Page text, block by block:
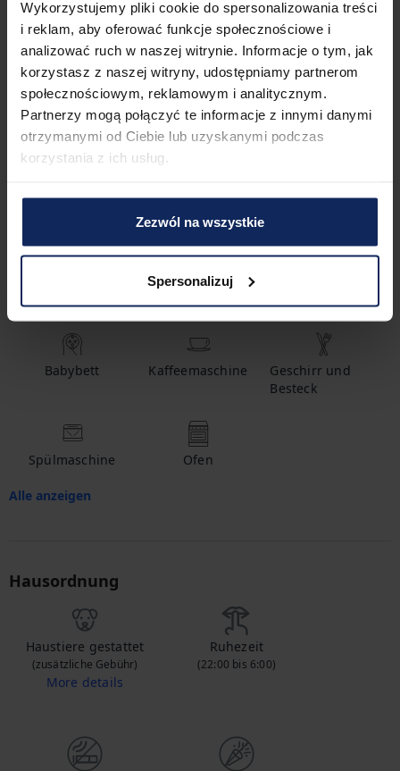
Wykorzystujemy pliki cookie do spersonalizowania treści
i reklam, aby oferować funkcje społecznościowe i
analizować ruch w naszej witrynie. Informacje o tym, jak
korzystasz z naszej witryny, udostępniamy partnerom
społecznościowym, reklamowym i analitycznym.
Partnerzy mogą połączyć te informacje z innymi danymi
otrzymanymi od Ciebie lub uzyskanymi podczas
korzystania z ich usług.
Zezwól na wszystkie
Spersonalizuj
Merkmale der Immobilie
1 Schlafzimmer 2 Betten
1 Badezimmer
Babybett Kaffeemaschine
Geschirr und
Besteck
Spülmaschine Ofen
Alle anzeigen
Hausordnung
Haustiere gestattet
(zusätzliche Gebühr)
More details
Ruhezeit
(22:00 bis 6:00)